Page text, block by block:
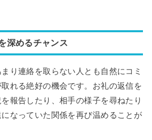
深めるチャンス
り連絡を取らない人とも自然にコミ
れる絶好の機会です。お礼の返信を
報告したり、相手の様子を尋ねたり
なっていた関係を再び温めることが